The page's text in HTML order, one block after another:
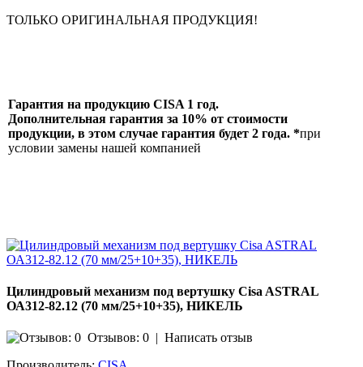
ТОЛЬКО ОРИГИНАЛЬНАЯ ПРОДУКЦИЯ!
Гарантия на продукцию CISA 1 год.
Дополнительная гарантия за 10% от стоимости
продукции, в этом случае гарантия будет 2 года. *при
условии замены нашей компанией
Цилиндровый механизм под вертушку Cisa ASTRAL
ОА312-82.12 (70 мм/25+10+35), НИКЕЛЬ
Отзывов: 0 | Написать отзыв